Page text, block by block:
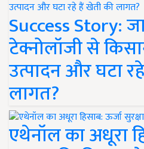
Success Story:
टेक्नोलॉजी से
उत्पादन और घटा
लागत?
एथेनॉल का अधूरा